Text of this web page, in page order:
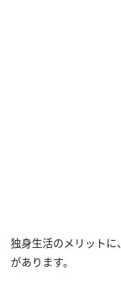
独身生活のメリットに、
があります。